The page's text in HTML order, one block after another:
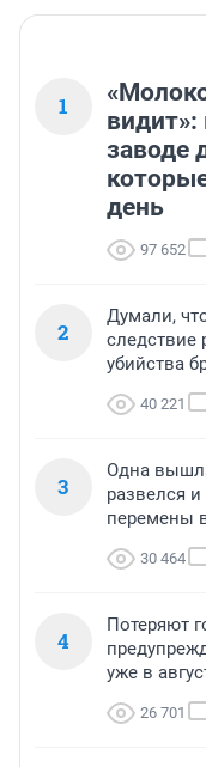
1
заводе
день
97 652
2
Думали,
следствие
убийства
40 221
3
Одна
развелся
перемены
30 464
4
Потеряют
уже в
26 701